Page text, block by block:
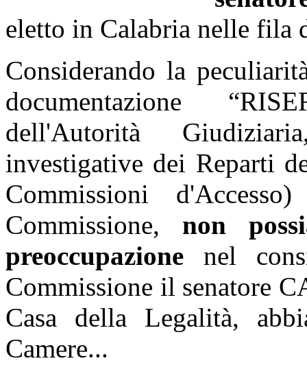
eletto in Calabria nelle fila
Considerando la
documentazione
dell'Autorità
investigative dei Reparti
Commissioni
Commissione, non
preoccupazione nel
Commissione il senatore
Casa della Legalità,
Camere...